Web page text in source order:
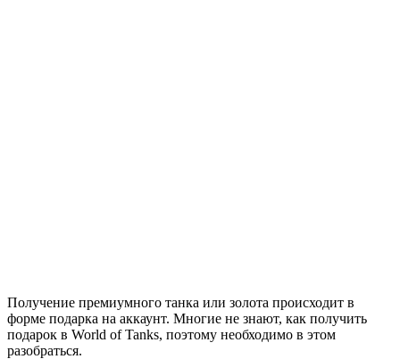
Получение премиумного танка или золота происходит в
форме подарка на аккаунт. Многие не знают, как получить
подарок в World of Tanks, поэтому необходимо в этом
разобраться.